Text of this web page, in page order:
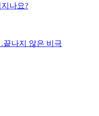
나요?
나지 않은 비극